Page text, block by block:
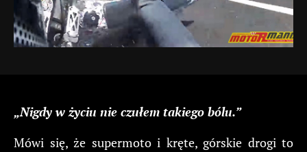
„Nigdy w życiu nie czułem takiego bólu.”
Mówi się, że supermoto i kręte, górskie drogi to